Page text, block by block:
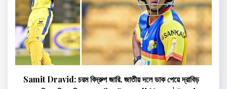
Samit Dravid: চরম বিদ্রুপ জারি, জাতীয় দলে ডাক পেয়ে দ্রাবিড়